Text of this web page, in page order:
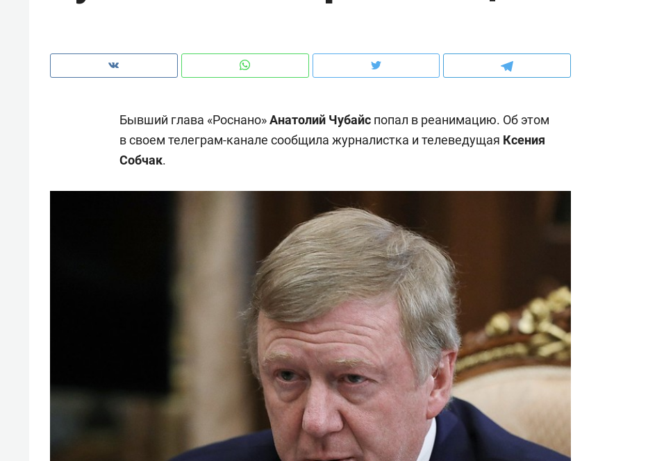
Бывший глава «Роснано»Анатолий Чубайс попал в реанимацию. Об этом
в своем телеграм-канале сообщила журналистка и телеведущая Ксения
Собчак.
Рекомендуем
150 камер до квартиры и Face
ID вместо ключа: какой будет
безопасность в ЖК «Нова»
природе, работа
с ментальным и физическим
состоянием как основа
антихрупких команд